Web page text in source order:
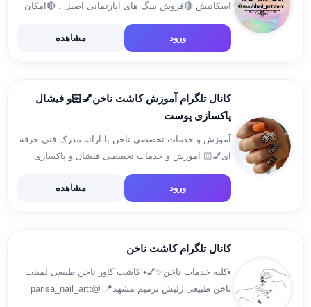
اسکاتیش 🔴فروش سگ های آپارتمانی اصیل . 🔴امکان
بازدید حضوری در محیط کلینیک 🔴کاشت میکروچیپ
ورود مشاهده
کانال تلگرام آموزش کاشت ناخن💅🏻و فیشال
پاکسازی پوست
آموزش و خدمات تخصصی ناخن با ارائه مدرک فنی حرفه
ای💅🏻 آموزش و خدمات تخصصی فیشال و پاکسازی
صورت 🧖‍♀️ هیدرودرمی،درمان لک و جوش و منافذ پوست
و چین و چروک های صورت جهت رزرو […]
ورود مشاهده
کانال تلگرام کاشت ناخن
•کلیه خدمات ناخن✨💅• کاشت کاور ناخن طبیعی لمینت
ناخن طبیعی ژلیش ترمیم مشهد📍 @parisa_nail_artt